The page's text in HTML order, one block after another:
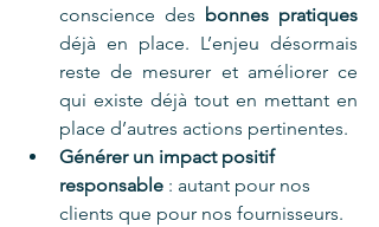
conscience des
déjà en place. L’enjeu désormais
reste de mesurer et améliorer ce
qui existe déjà tout en mettant en
place d’autres actions pertinentes.
Générer un impact positif
responsable : autant pour nos
clients que pour nos fournisseurs.